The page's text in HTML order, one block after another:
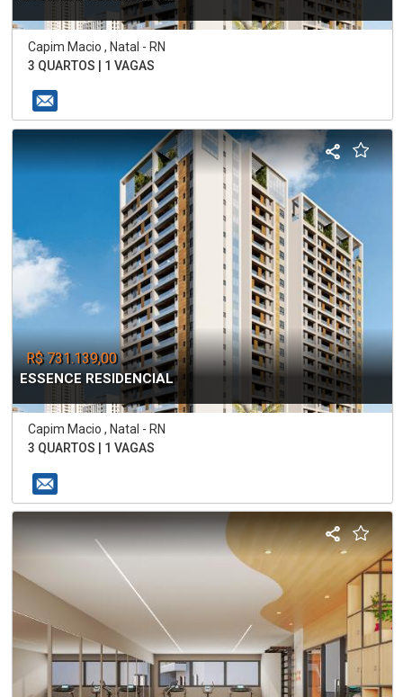
Capim Macio , Natal - RN
3 QUARTOS | 1 VAGAS
R$ 731.139,00
ESSENCE RESIDENCIAL
Capim Macio , Natal - RN
3 QUARTOS | 1 VAGAS